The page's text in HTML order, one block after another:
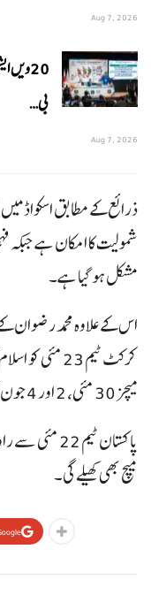
Aug 7, 2026
20ویں
بی…
Aug 7, 2026
ذرائع کے مطابق اسکواڈ
شمولیت کا امکان ہے جبکہ
مشکل ہو گیا ہے۔
اس کے علاوہ محمد
کرکٹ ٹیم 23
میچز 30 مئی، 2 اور 4 جون کو کھیلے جائیں گے۔
پاکستان
میچ بھی کھیلے گی۔